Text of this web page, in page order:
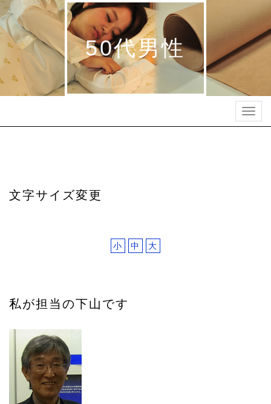
50代男性
文字サイズ変更
小 中 大
私が担当の下山です